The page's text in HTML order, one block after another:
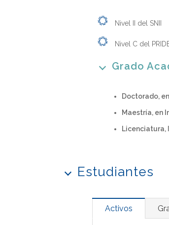
Nivel II del SNII
Nivel C del
Grado
Doctorado,
Maestría, en
Licenciatura,
Estudiantes
Activos